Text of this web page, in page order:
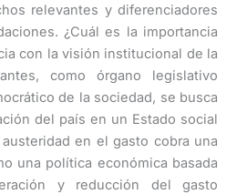
relevantes y diferenciadores
¿Cuál es la importancia
con la visión institucional de la
como órgano legislativo
de la sociedad, se busca
del país en un Estado social
en el gasto cobra una
una política económica basada
y reducción del gasto